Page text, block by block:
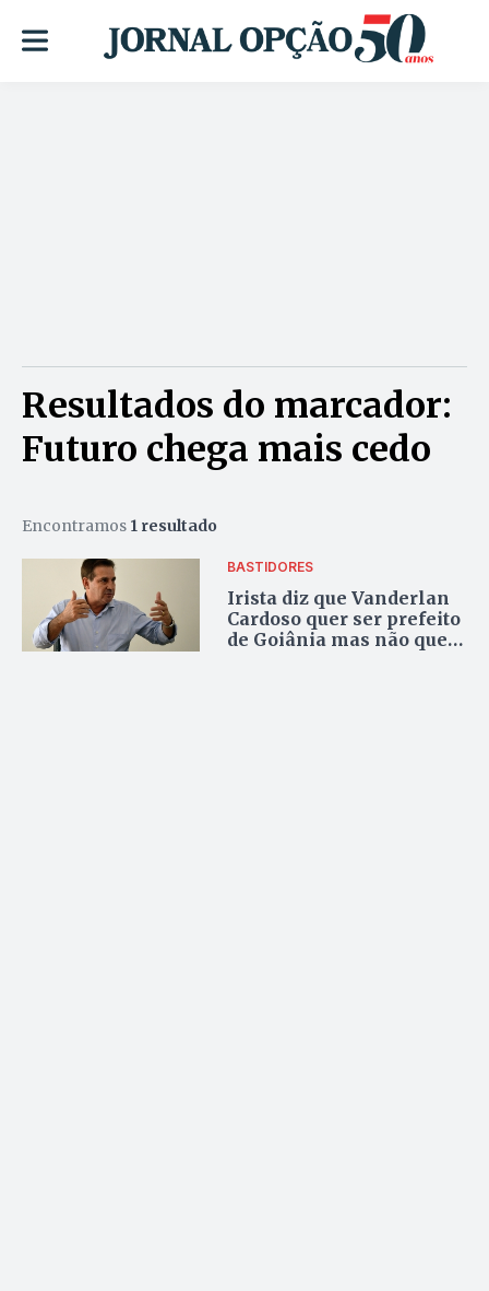
Resultados do marcador:
Futuro chega mais cedo
Encontramos 1 resultado
BASTIDORES
Irista diz que Vanderlan
Cardoso quer ser prefeito
de Goiânia mas não quer